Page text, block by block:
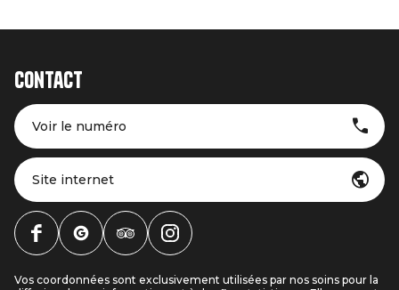
Contact
Voir le numéro
Site internet
Vos coordonnées sont exclusivement utilisées par nos soins pour la